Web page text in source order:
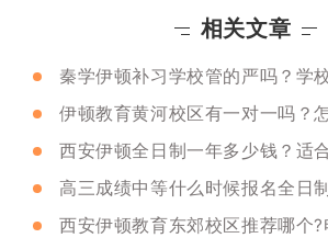
相关文章
秦学伊顿补习学校管的严吗？学
伊顿教育黄河校区有一对一吗？
西安伊顿全日制一年多少钱？适
西安伊顿教育东郊校区推荐哪个?